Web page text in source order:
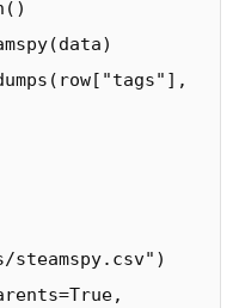
steamspy.csv")